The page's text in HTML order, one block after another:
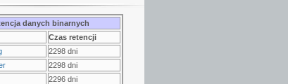
danych binarnych
Czas retencji
2298 dni
2298 dni
2296 dni